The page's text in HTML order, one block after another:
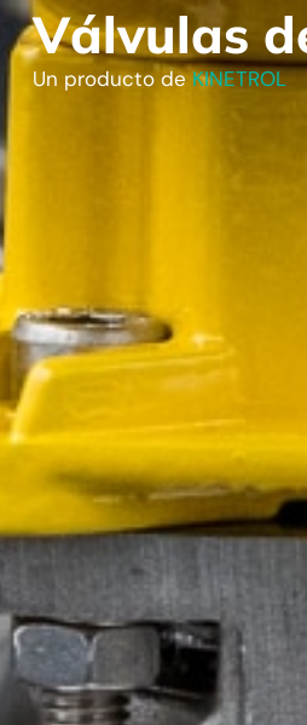
Válvulas
Un producto deKINETROL